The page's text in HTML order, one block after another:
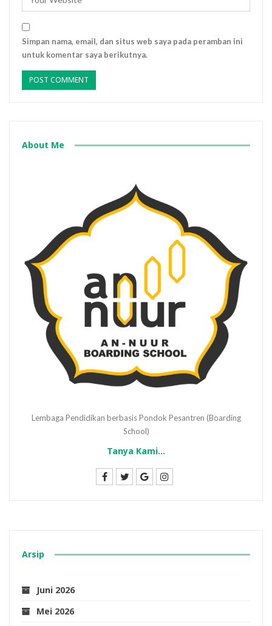
Simpan nama, email, dan situs web saya pada peramban ini
untuk komentar saya berikutnya.
About Me
Lembaga Pendidikan berbasis Pondok Pesantren (Boarding
School)
Tanya Kami...
Arsip
Juni 2026
Mei 2026